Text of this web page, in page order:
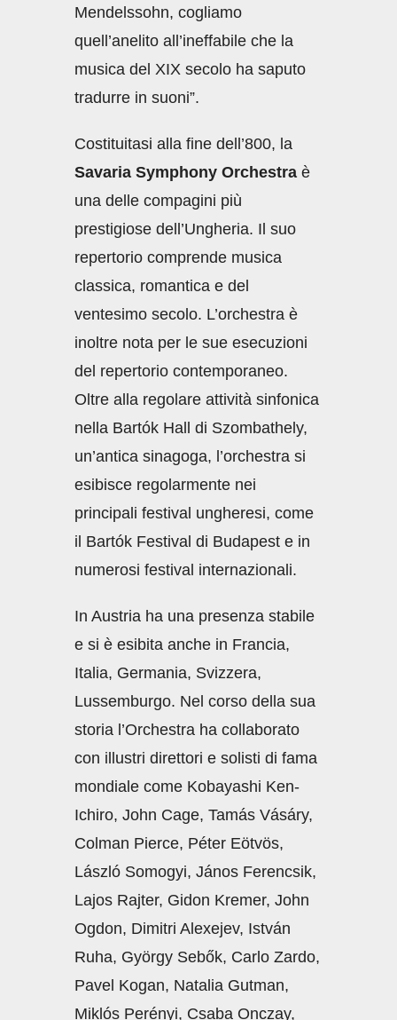
Mendelssohn, cogliamo
quell’anelito all’ineffabile che la
musica del XIX secolo ha saputo
tradurre in suoni”.
Costituitasi alla fine dell’800, la
Savaria Symphony Orchestra è
una delle compagini più
prestigiose dell’Ungheria. Il suo
repertorio comprende musica
classica, romantica e del
ventesimo secolo. L’orchestra è
inoltre nota per le sue esecuzioni
del repertorio contemporaneo.
Oltre alla regolare attività sinfonica
nella Bartók Hall di Szombathely,
un’antica sinagoga, l’orchestra si
esibisce regolarmente nei
principali festival ungheresi, come
il Bartók Festival di Budapest e in
numerosi festival internazionali.
In Austria ha una presenza stabile
e si è esibita anche in Francia,
Italia, Germania, Svizzera,
Lussemburgo. Nel corso della sua
storia l’Orchestra ha collaborato
con illustri direttori e solisti di fama
mondiale come Kobayashi Ken-
Ichiro, John Cage, Tamás Vásáry,
Colman Pierce, Péter Eötvös,
László Somogyi, János Ferencsik,
Lajos Rajter, Gidon Kremer, John
Ogdon, Dimitri Alexejev, István
Ruha, György Sebők, Carlo Zardo,
Pavel Kogan, Natalia Gutman,
Miklós Perényi, Csaba Onczay,